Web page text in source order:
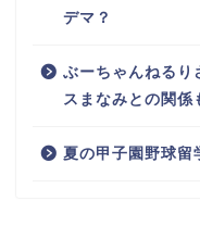
デマ？
ぶーちゃんねるり
スまなみとの関係
夏の甲子園野球留